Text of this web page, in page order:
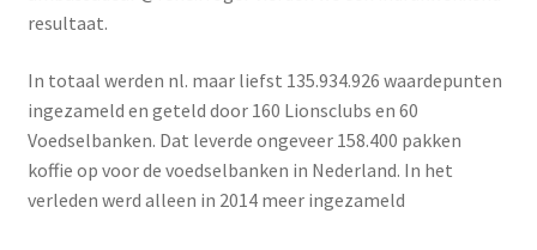
resultaat.
In totaal werden nl. maar liefst 135.934.926 waardepunten
ingezameld en geteld door 160 Lionsclubs en 60
Voedselbanken. Dat leverde ongeveer 158.400 pakken
koffie op voor de voedselbanken in Nederland. In het
verleden werd alleen in 2014 meer ingezameld